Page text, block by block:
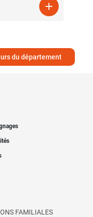

du département
FAMILIALES